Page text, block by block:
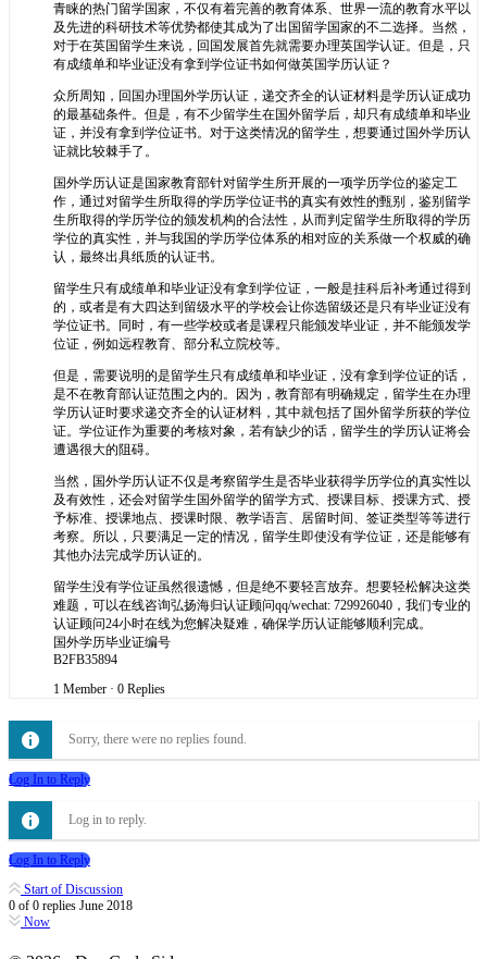
青睐的热门留学国家，不仅有着完善的教育体系、世界一流的教育水平以
及先进的科研技术等优势都使其成为了出国留学国家的不二选择。当然，
对于在英国留学生来说，回国发展首先就需要办理英国学认证。但是，只
有成绩单和毕业证没有拿到学位证书如何做英国学历认证？
众所周知，回国办理国外学历认证，递交齐全的认证材料是学历认证成功
的最基础条件。但是，有不少留学生在国外留学后，却只有成绩单和毕业
证，并没有拿到学位证书。对于这类情况的留学生，想要通过国外学历认
证就比较棘手了。
国外学历认证是国家教育部针对留学生所开展的一项学历学位的鉴定工
作，通过对留学生所取得的学历学位证书的真实有效性的甄别，鉴别留学
生所取得的学历学位的颁发机构的合法性，从而判定留学生所取得的学历
学位的真实性，并与我国的学历学位体系的相对应的关系做一个权威的确
认，最终出具纸质的认证书。
留学生只有成绩单和毕业证没有拿到学位证，一般是挂科后补考通过得到
的，或者是有大四达到留级水平的学校会让你选留级还是只有毕业证没有
学位证书。同时，有一些学校或者是课程只能颁发毕业证，并不能颁发学
位证，例如远程教育、部分私立院校等。
但是，需要说明的是留学生只有成绩单和毕业证，没有拿到学位证的话，
是不在教育部认证范围之内的。因为，教育部有明确规定，留学生在办理
学历认证时要求递交齐全的认证材料，其中就包括了国外留学所获的学位
证。学位证作为重要的考核对象，若有缺少的话，留学生的学历认证将会
遭遇很大的阻碍。
当然，国外学历认证不仅是考察留学生是否毕业获得学历学位的真实性以
及有效性，还会对留学生国外留学的留学方式、授课目标、授课方式、授
予标准、授课地点、授课时限、教学语言、居留时间、签证类型等等进行
考察。所以，只要满足一定的情况，留学生即使没有学位证，还是能够有
其他办法完成学历认证的。
留学生没有学位证虽然很遗憾，但是绝不要轻言放弃。想要轻松解决这类
难题，可以在线咨询弘扬海归认证顾问qq/wechat: 729926040，我们专业的
认证顾问24小时在线为您解决疑难，确保学历认证能够顺利完成。
国外学历毕业证编号
B2FB35894
1 Member · 0 Replies
Sorry, there were no replies found.
Log In to Reply
Log in to reply.
Log In to Reply
Start of Discussion
0 of 0 replies June 2018
Now